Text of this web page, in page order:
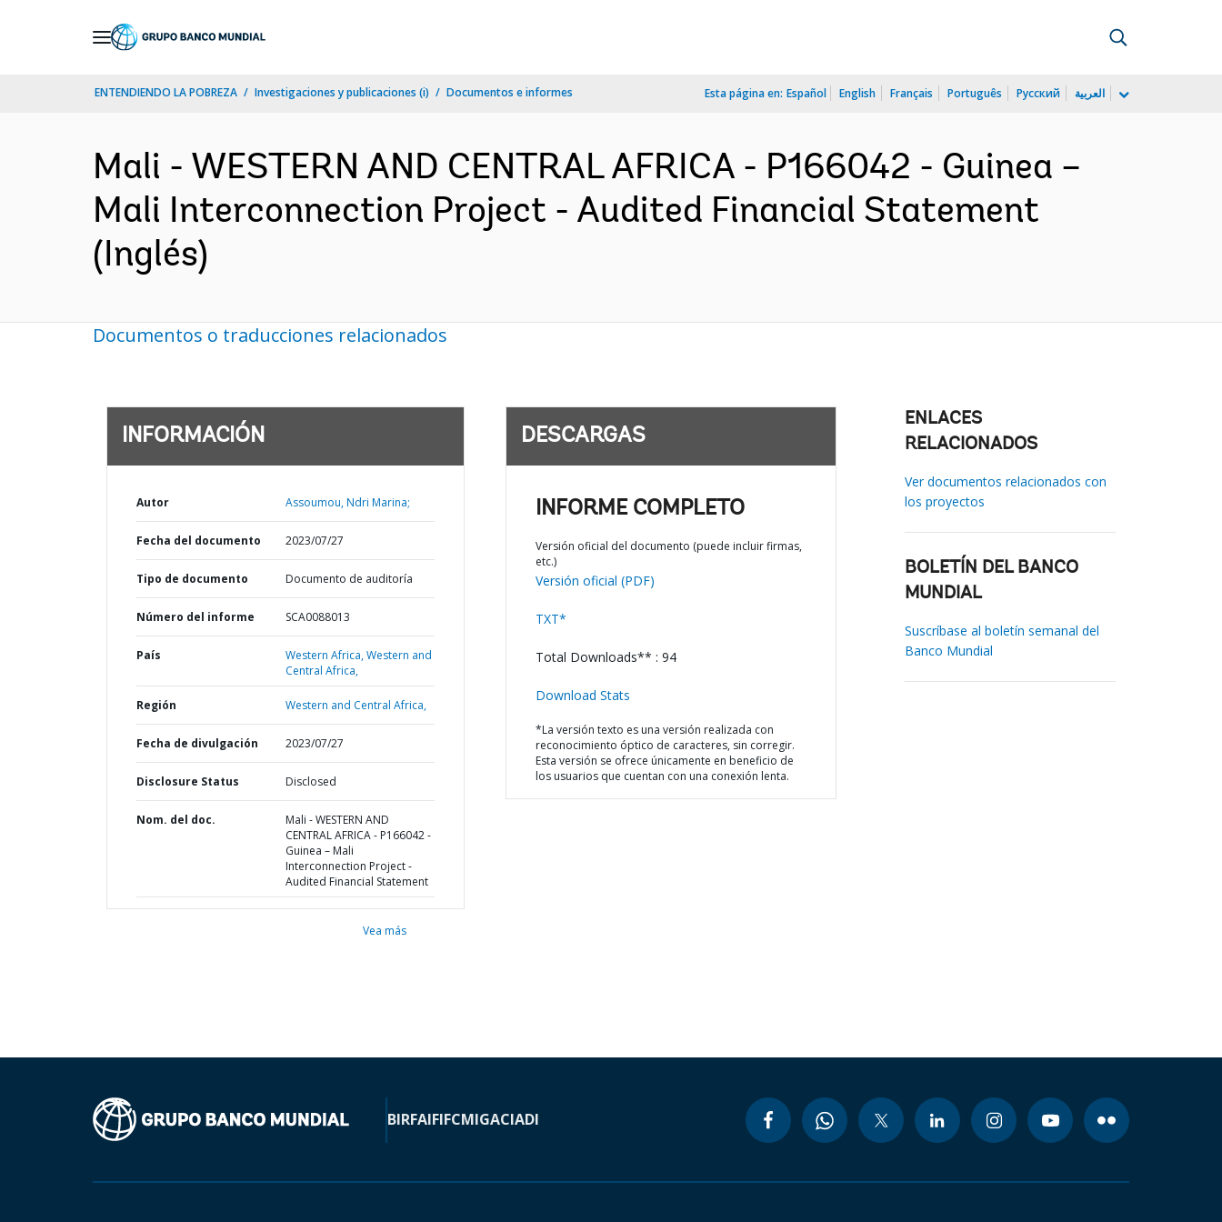
ENTENDIENDO LA POBREZA Investigaciones y publicaciones (i) Documentos e informes Esta página en: Español English Français Português Русский العربية
Mali - WESTERN AND CENTRAL AFRICA - P166042 - Guinea –
Mali Interconnection Project - Audited Financial Statement
(Inglés)
Documentos o traducciones relacionados
INFORMACIÓN
Autor Assoumou, Ndri Marina;
Fecha del documento 2023/07/27
Tipo de documento Documento de auditoría
Número del informe SCA0088013
País Western Africa,Western and
Central Africa,
Región Western and Central Africa,
Fecha de divulgación 2023/07/27
Disclosure Status Disclosed
Nom. del doc.
Mali - WESTERN AND
CENTRAL AFRICA - P166042 -
Guinea – Mali
Interconnection Project -
Audited Financial Statement
Vea más
DESCARGAS
INFORME COMPLETO
Versión oficial del documento (puede incluir firmas,
etc.)
Versión oficial (PDF)
TXT*
Total Downloads** : 94
Download Stats
*La versión texto es una versión realizada con
reconocimiento óptico de caracteres, sin corregir.
Esta versión se ofrece únicamente en beneficio de
los usuarios que cuentan con una conexión lenta.
ENLACES
RELACIONADOS
Ver documentos relacionados con
los proyectos
BOLETÍN DEL BANCO
MUNDIAL
Suscríbase al boletín semanal del
Banco Mundial
BIRFAIFIFCMIGACIADI